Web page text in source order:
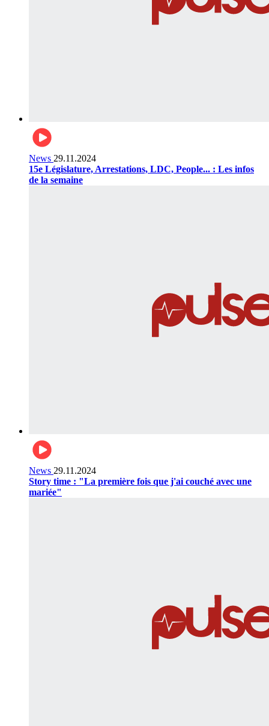
News 29.11.2024
15e Législature, Arrestations, LDC, People... : Les infos
de la semaine
News 29.11.2024
Story time : "La première fois que j'ai couché avec une
mariée"